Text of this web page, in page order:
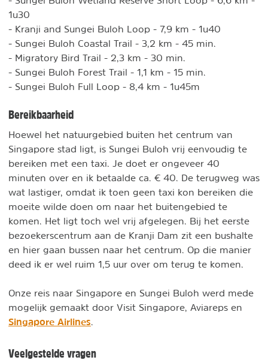
1u30
- Kranji and Sungei Buloh Loop - 7,9 km - 1u40
- Sungei Buloh Coastal Trail - 3,2 km - 45 min.
- Migratory Bird Trail - 2,3 km - 30 min.
- Sungei Buloh Forest Trail - 1,1 km - 15 min.
- Sungei Buloh Full Loop - 8,4 km - 1u45m
Bereikbaarheid
Hoewel het natuurgebied buiten het centrum van
Singapore stad ligt, is Sungei Buloh vrij eenvoudig te
bereiken met een taxi. Je doet er ongeveer 40
minuten over en ik betaalde ca. € 40. De terugweg was
wat lastiger, omdat ik toen geen taxi kon bereiken die
moeite wilde doen om naar het buitengebied te
komen. Het ligt toch wel vrij afgelegen. Bij het eerste
bezoekerscentrum aan de Kranji Dam zit een bushalte
en hier gaan bussen naar het centrum. Op die manier
deed ik er wel ruim 1,5 uur over om terug te komen.
Onze reis naar Singapore en Sungei Buloh werd mede
mogelijk gemaakt door Visit Singapore, Aviareps en
Singapore Airlines
Veelgestelde vragen